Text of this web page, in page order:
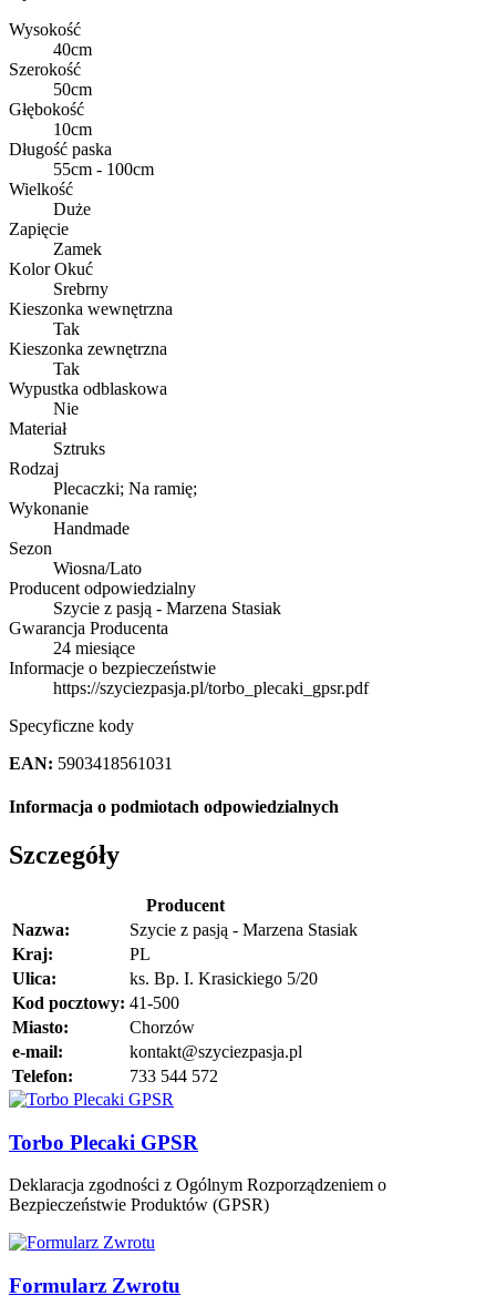
Wysokość
40cm
Szerokość
50cm
Głębokość
10cm
Długość paska
55cm - 100cm
Wielkość
Duże
Zapięcie
Zamek
Kolor Okuć
Srebrny
Kieszonka wewnętrzna
Tak
Kieszonka zewnętrzna
Tak
Wypustka odblaskowa
Nie
Materiał
Sztruks
Rodzaj
Plecaczki; Na ramię;
Wykonanie
Handmade
Sezon
Wiosna/Lato
Producent odpowiedzialny
Szycie z pasją - Marzena Stasiak
Gwarancja Producenta
24 miesiące
Informacje o bezpieczeństwie
https://szyciezpasja.pl/torbo_plecaki_gpsr.pdf
Specyficzne kody
EAN: 5903418561031
Informacja o podmiotach odpowiedzialnych
Szczegóły
Producent
Nazwa:
Szycie z pasją - Marzena Stasiak
Kraj:
PL
Ulica:
ks. Bp. I. Krasickiego 5/20
Kod pocztowy: 41-500
Miasto:
Chorzów
e-mail:
kontakt@szyciezpasja.pl
Telefon:
733 544 572
Torbo Plecaki GPSR
Deklaracja zgodności z Ogólnym Rozporządzeniem o
Bezpieczeństwie Produktów (GPSR)
Formularz Zwrotu